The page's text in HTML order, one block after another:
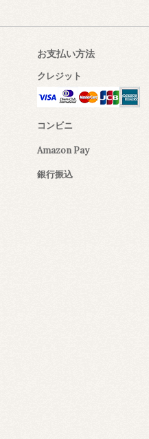
お支払い方法
クレジット
コンビニ
Amazon Pay
銀行振込